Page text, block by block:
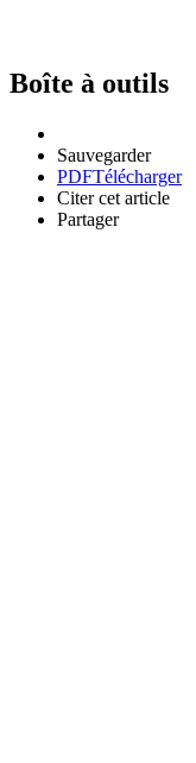
Boîte à outils
Sauvegarder
PDFTélécharger
Citer cet article
Partager